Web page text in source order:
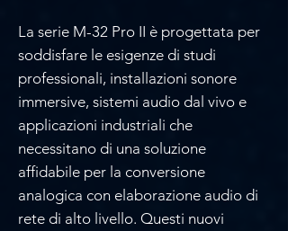
La serie M-32 Pro II è progettata per
soddisfare le esigenze di studi
professionali, installazioni sonore
immersive, sistemi audio dal vivo e
applicazioni industriali che
necessitano di una soluzione
affidabile per la conversione
analogica con elaborazione audio di
rete di alto livello. Questi nuovi